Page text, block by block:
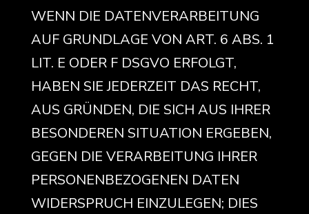
WENN DIE DATENVERARBEITUNG
AUF GRUNDLAGE VON ART. 6 ABS. 1
LIT. E ODER F DSGVO ERFOLGT,
HABEN SIE JEDERZEIT DAS RECHT,
AUS GRÜNDEN, DIE SICH AUS IHRER
BESONDEREN SITUATION ERGEBEN,
GEGEN DIE VERARBEITUNG IHRER
PERSONENBEZOGENEN DATEN
WIDERSPRUCH EINZULEGEN; DIES